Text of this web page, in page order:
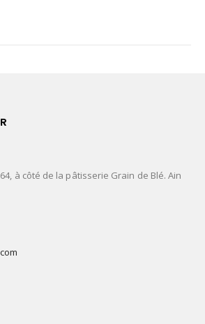
à côté de la pâtisserie Grain de Blé. Ain